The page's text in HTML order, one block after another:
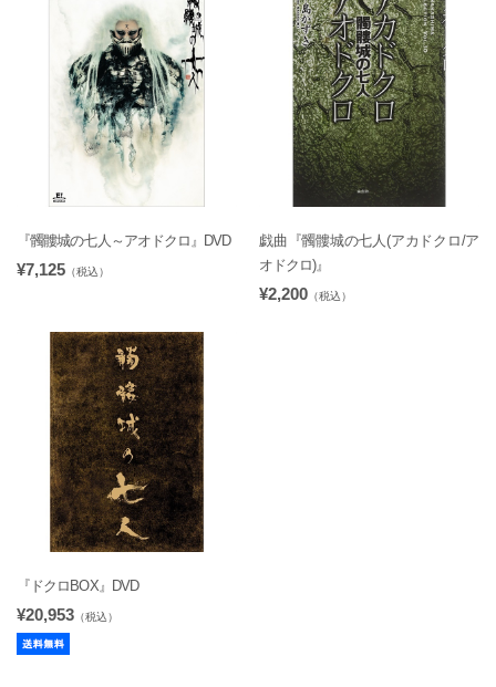
『髑髏城の七人～アオドクロ』DVD
¥7,125 （税込）
戯曲『髑髏城の七人(アカドクロ/ア
オドクロ)』
¥2,200 （税込）
『ドクロBOX』DVD
¥20,953 （税込）